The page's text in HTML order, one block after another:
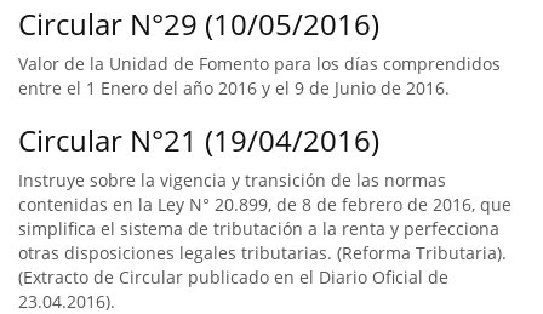
Circular N°29 (10/05/2016)
Valor de la Unidad de Fomento para los días comprendidos
entre el 1 Enero del año 2016 y el 9 de Junio de 2016.
Circular N°21 (19/04/2016)
Instruye sobre la vigencia y transición de las normas
contenidas en la Ley N° 20.899, de 8 de febrero de 2016, que
simplifica el sistema de tributación a la renta y perfecciona
otras disposiciones legales tributarias. (Reforma Tributaria).
(Extracto de Circular publicado en el Diario Oficial de
23.04.2016).